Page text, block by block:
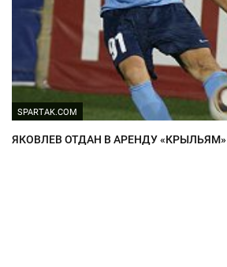
SPARTAK.COM
ЯКОВЛЕВ ОТДАН В АРЕНДУ «КРЫЛЬЯМ»